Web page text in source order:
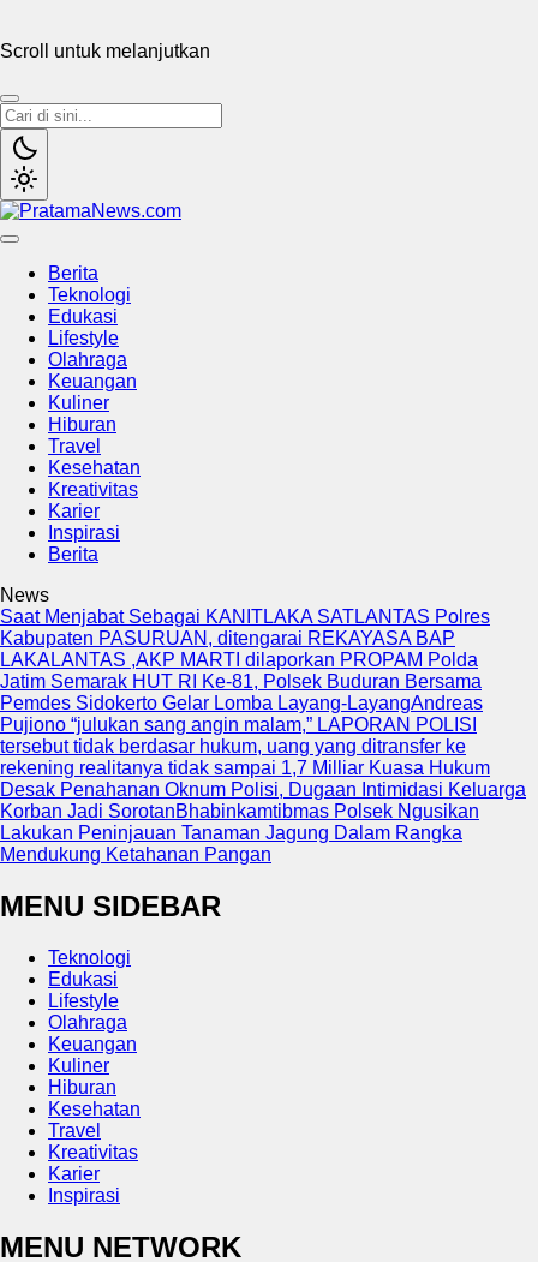
Scroll untuk melanjutkan
Berita
Teknologi
Edukasi
Lifestyle
Olahraga
Keuangan
Kuliner
Hiburan
Travel
Kesehatan
Kreativitas
Karier
Inspirasi
Berita
News
Saat Menjabat Sebagai KANITLAKA SATLANTAS Polres
Kabupaten PASURUAN, ditengarai REKAYASA BAP
LAKALANTAS ,AKP MARTI dilaporkan PROPAM Polda
Jatim Semarak HUT RI Ke-81, Polsek Buduran Bersama
Pemdes Sidokerto Gelar Lomba Layang-LayangAndreas
Pujiono “julukan sang angin malam,” LAPORAN POLISI
tersebut tidak berdasar hukum, uang yang ditransfer ke
rekening realitanya tidak sampai 1,7 Milliar Kuasa Hukum
Desak Penahanan Oknum Polisi, Dugaan Intimidasi Keluarga
Korban Jadi SorotanBhabinkamtibmas Polsek Ngusikan
Lakukan Peninjauan Tanaman Jagung Dalam Rangka
Mendukung Ketahanan Pangan
MENU SIDEBAR
Teknologi
Edukasi
Lifestyle
Olahraga
Keuangan
Kuliner
Hiburan
Kesehatan
Travel
Kreativitas
Karier
Inspirasi
MENU NETWORK